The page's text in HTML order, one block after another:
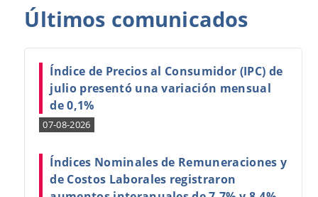
Últimos comunicados
Índice de Precios al Consumidor (IPC) de
julio presentó una variación mensual
de 0,1%
07-08-2026
Índices Nominales de Remuneraciones y
de Costos Laborales registraron